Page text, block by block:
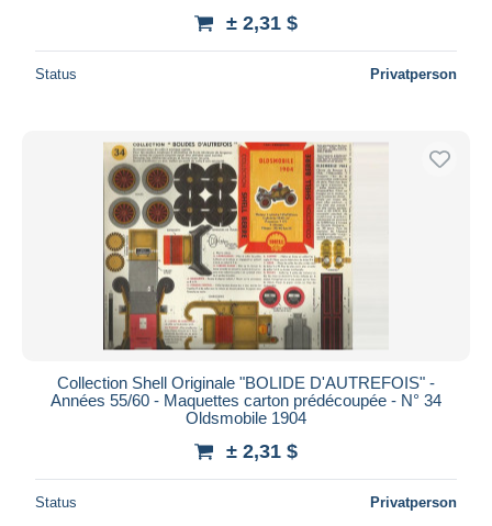
± 2,31 $
Status Privatperson
Collection Shell Originale "BOLIDE D'AUTREFOIS" -
Années 55/60 - Maquettes carton prédécoupée - N° 34
Oldsmobile 1904
± 2,31 $
Status Privatperson